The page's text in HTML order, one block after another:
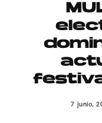
© 2015-2022 UMOMAG.
7 junio,